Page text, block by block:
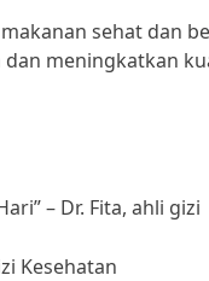
sehat dan
meningkatkan
– Dr. Fita, ahli gizi
Kesehatan